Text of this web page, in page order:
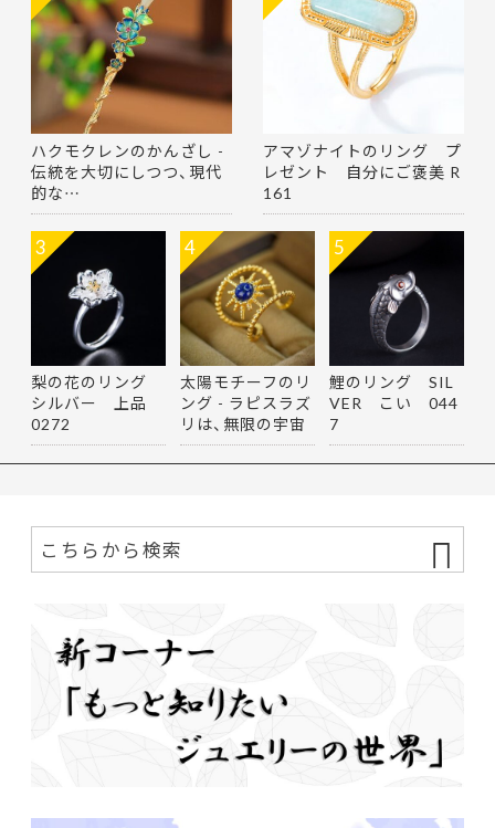
ハクモクレンのかんざし -
伝統を大切にしつつ、現代
的な…
アマゾナイトのリング プ
レゼント 自分にご褒美 R
161
梨の花のリング
シルバー 上品
0272
3
太陽モチーフのリ
ング - ラピスラズ
リは、無限の宇宙
を思…
4
鯉のリング SIL
VER こい 044
7
5